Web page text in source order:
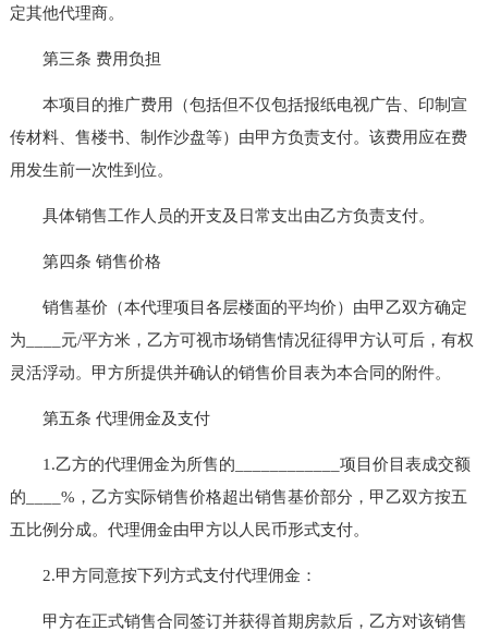
定其他代理商。
第三条 费用负担
本项目的推广费用（包括但不仅包括报纸电视广告、印制宣
传材料、售楼书、制作沙盘等）由甲方负责支付。该费用应在费
用发生前一次性到位。
具体销售工作人员的开支及日常支出由乙方负责支付。
第四条 销售价格
销售基价（本代理项目各层楼面的平均价）由甲乙双方确定
为____元/平方米，乙方可视市场销售情况征得甲方认可后，有权
灵活浮动。甲方所提供并确认的销售价目表为本合同的附件。
第五条 代理佣金及支付
1.乙方的代理佣金为所售的____________项目价目表成交额
的____%，乙方实际销售价格超出销售基价部分，甲乙双方按五
五比例分成。代理佣金由甲方以人民币形式支付。
2.甲方同意按下列方式支付代理佣金：
甲方在正式销售合同签订并获得首期房款后，乙方对该销售